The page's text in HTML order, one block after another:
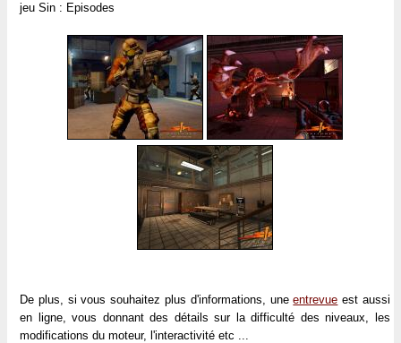
jeu Sin : Episodes
De plus, si vous souhaitez plus d'informations, uneentrevue est aussi
en ligne, vous donnant des détails sur la difficulté des niveaux, les
modifications du moteur, l'interactivité etc ...